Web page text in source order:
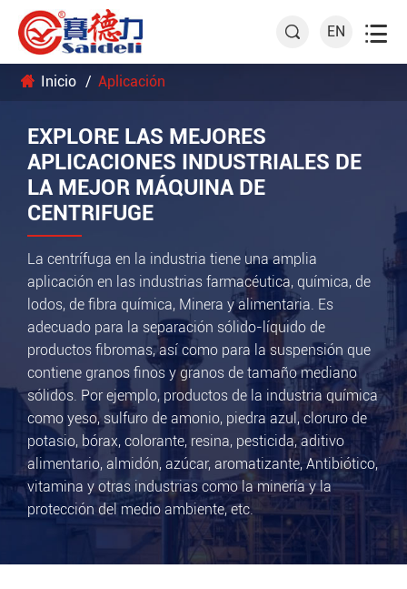
 EN 
Inicio Aplicación
EXPLORE LAS MEJORES
APLICACIONES INDUSTRIALES DE
LA MEJOR MÁQUINA DE
CENTRIFUGE
La centrífuga en la industria tiene una amplia
aplicación en las industrias farmacéutica, química, de
lodos, de fibra química, Minera y alimentaria. Es
adecuado para la separación sólido-líquido de
productos fibromas, así como para la suspensión que
contiene granos finos y granos de tamaño mediano
sólidos. Por ejemplo, productos de la industria química
como yeso, sulfuro de amonio, piedra azul, cloruro de
potasio, bórax, colorante, resina, pesticida, aditivo
alimentario, almidón, azúcar, aromatizante, Antibiótico,
vitamina y otras industrias como la minería y la
protección del medio ambiente, etc.